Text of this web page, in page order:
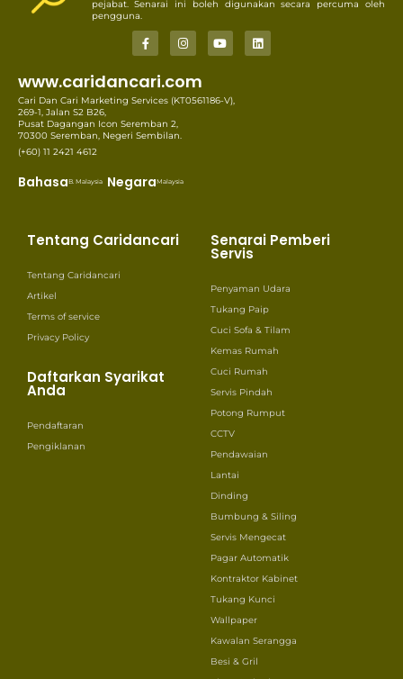
pejabat. Senarai ini boleh digunakan secara percuma oleh
pengguna.
www.caridancari.com
Cari Dan Cari Marketing Services (KT0561186-V),
269-1, Jalan S2 B26,
Pusat Dagangan Icon Seremban 2,
70300 Seremban, Negeri Sembilan.
(+60) 11 2421 4612
BahasaB. Malaysia NegaraMalaysia
Tentang Caridancari
Tentang Caridancari
Artikel
Terms of service
Privacy Policy
Daftarkan Syarikat
Anda
Pendaftaran
Pengiklanan
Senarai Pemberi
Servis
Penyaman Udara
Tukang Paip
Cuci Sofa & Tilam
Kemas Rumah
Cuci Rumah
Servis Pindah
Potong Rumput
CCTV
Pendawaian
Lantai
Dinding
Bumbung & Siling
Servis Mengecat
Pagar Automatik
Kontraktor Kabinet
Tukang Kunci
Wallpaper
Kawalan Serangga
Besi & Gril